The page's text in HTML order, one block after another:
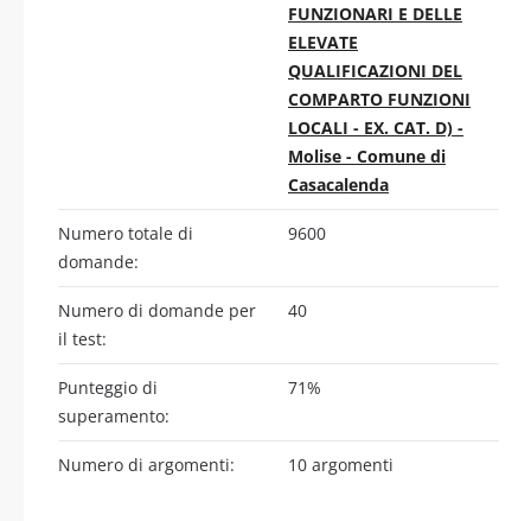
FUNZIONARI E DELLE
ELEVATE
QUALIFICAZIONI DEL
COMPARTO FUNZIONI
LOCALI - EX. CAT. D) -
Molise - Comune di
Casacalenda
Numero totale di
domande:
9600
Numero di domande per
il test:
40
Punteggio di
superamento:
71%
Numero di argomenti: 10 argomenti